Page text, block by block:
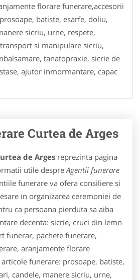
florare funerare,accesorii
batiste, esarfe, doliu,
sicriu, urne, respete,
si manipulare sicriu,
tanatopraxie, sicrie de
ajutor inmormantare, capac
Curtea de Arges
de Arges reprezinta pagina
utile despre Agentii funerare
funerare va ofera consiliere si
in organizarea ceremoniei de
ca persoana pierduta sa aiba
decenta: sicrie, cruci din lemn
funerar, pachete funerare,
aranjamente florare
funerare: prosoape, batiste,
candele, manere sicriu, urne,